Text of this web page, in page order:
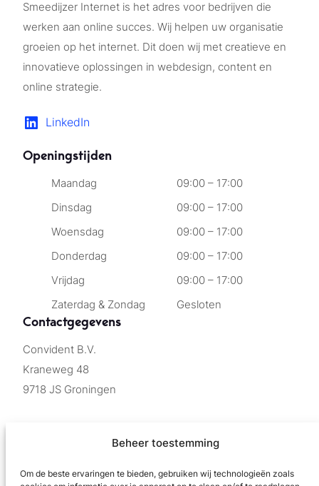
Beheer toestemming
Om de beste ervaringen te bieden, gebruiken wij technologieën zoals
Smeedijzer Internet is het adres voor bedrijven die
werken aan online succes. Wij helpen uw organisatie
groeien op het internet. Dit doen wij met creatieve en
innovatieve oplossingen in webdesign, content en
online strategie.
LinkedIn
Openingstijden
Maandag
09:00 – 17:00
Dinsdag
09:00 – 17:00
Woensdag
09:00 – 17:00
Donderdag
09:00 – 17:00
Vrijdag
09:00 – 17:00
Zaterdag & Zondag
Gesloten
Contactgegevens
Convident B.V.
Kraneweg 48
9718 JS Groningen